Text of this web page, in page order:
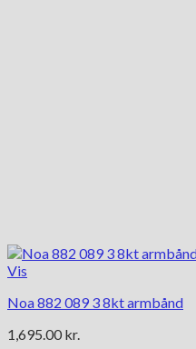
Vis
Noa 882 089 3 8kt armbånd
1,695.00 kr.